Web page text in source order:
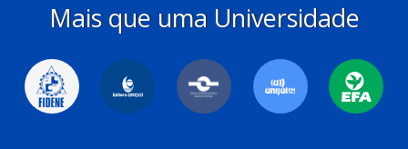
Mais que uma Universidade